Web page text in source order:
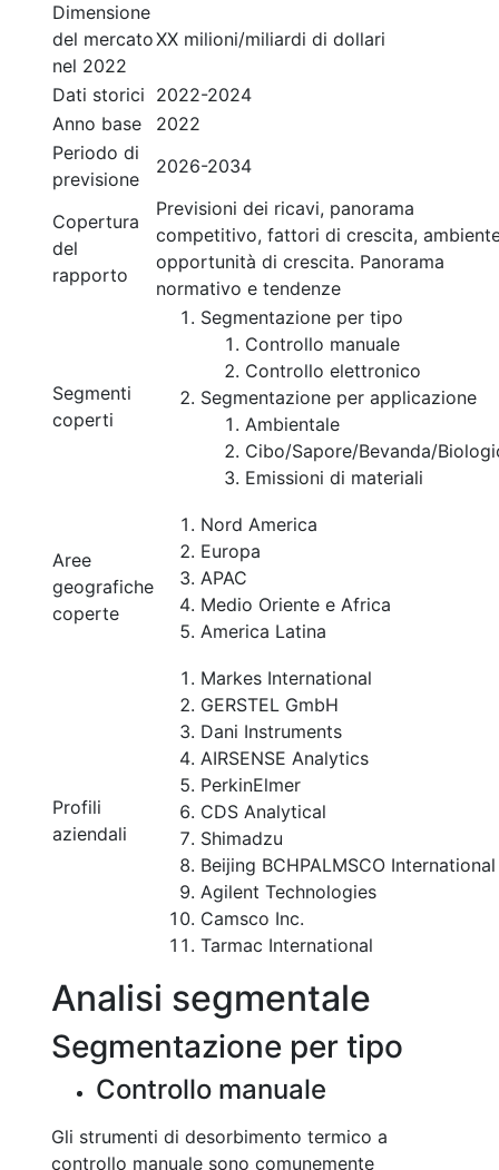
Dimensione
del mercato
nel 2022
XX milioni/miliardi di dollari
Dati storici 2022-2024
Anno base
2022
Periodo di
previsione
2026-2034
Copertura
del
rapporto
Previsioni dei ricavi, panorama
competitivo, fattori di crescita,
opportunità di crescita. Panorama
normativo e tendenze
Segmenti
coperti
Segmentazione per tipo
Controllo manuale
Controllo elettronico
Segmentazione per applicazione
Ambientale
Cibo/Sapore/Bevanda/
Emissioni di materiali
Aree
geografiche
coperte
Nord America
Europa
APAC
Medio Oriente e Africa
America Latina
Profili
aziendali
Markes International
GERSTEL GmbH
Dani Instruments
AIRSENSE Analytics
PerkinElmer
CDS Analytical
Shimadzu
Beijing BCHPALMSCO International
Agilent Technologies
Camsco Inc.
Tarmac International
Analisi segmentale
Segmentazione per tipo
Controllo manuale
Gli strumenti di desorbimento termico a
controllo manuale sono comunemente